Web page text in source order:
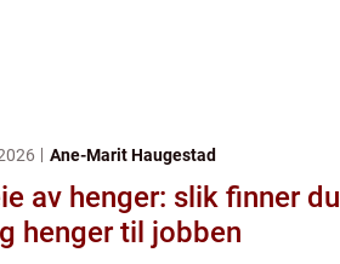
Ane-Marit Haugestad
av henger: slik finner du
henger til jobben